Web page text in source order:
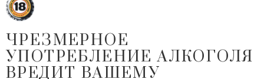
ЧРЕЗМЕРНОЕ
УПОТРЕБЛЕНИЕ АЛКОГОЛЯ
ВРЕДИТ ВАШЕМУ